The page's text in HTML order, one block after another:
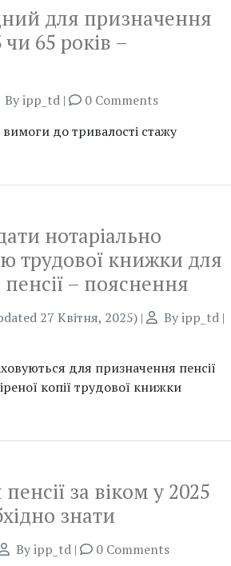
для призначення
чи 65 років –
Byipp_td |
0 Comments
вимоги до тривалості стажу
нотаріально
трудової книжки для
– пояснення
27 Квітня, 2025) | Byipp_td |
для призначення пенсії
копії трудової книжки
за віком у 2025
знати
Byipp_td |
0 Comments